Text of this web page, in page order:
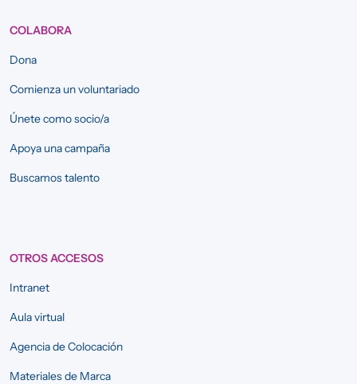
COLABORA
Dona
Comienza un voluntariado
Únete como socio/a
Apoya una campaña
Buscamos talento
OTROS ACCESOS
Intranet
Aula virtual
Agencia de Colocación
Materiales de Marca